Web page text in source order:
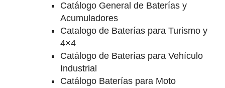
Catálogo General de Baterías y
Acumuladores
Catalogo de Baterías para Turismo y
4×4
Catálogo de Baterías para Vehículo
Industrial
Catálogo Baterías para Moto